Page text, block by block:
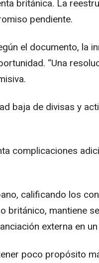
británica. La
pendiente.
el documento, la
“Una
baja de divisas y
complicaciones
calificando los
mantiene
externa en
poco propósito